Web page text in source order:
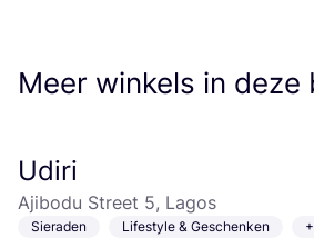
Meer winkels in deze
Udiri
Ajibodu Street 5, Lagos
Sieraden Lifestyle & Geschenken